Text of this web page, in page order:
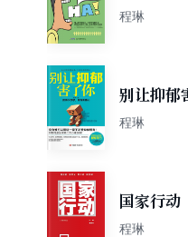
程琳
别让抑郁
程琳
国家行动
演）
程琳